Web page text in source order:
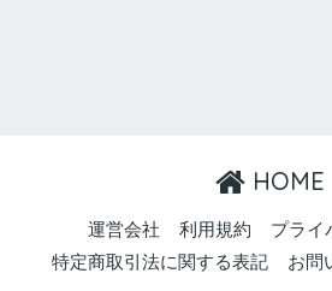
HOME
運営会社 利用規約
プライ
特定商取引法に関する表記
お問